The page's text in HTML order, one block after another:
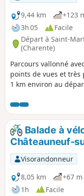
9,44 km
+123
3h 05
Facile
Départ à Saint-
(Charente)
Parcours vallonné
points de vues et très
1 km environ au
puits remarquables et
bovins, des prairies
Balade à
Châteauneuf-
Visorandonneur
8,05 km
+67 m
1h
Facile